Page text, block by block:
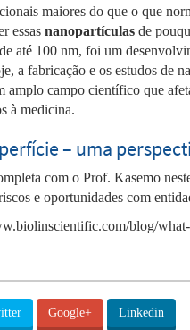
maiores do que o que
essas nanopartículas de
até 100 nm, foi um
a fabricação e os estudos de
amplo campo científico que
à medicina.
– uma
com o Prof. Kasemo
e oportunidades com
blog/
Google+ Linkedin